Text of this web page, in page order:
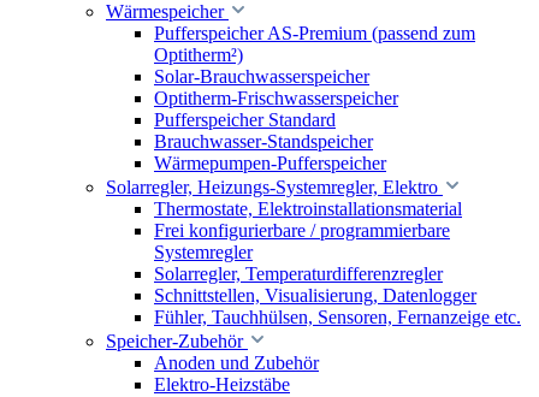
Wärmespeicher
Pufferspeicher AS-Premium (passend zum
Optitherm²)
Solar-Brauchwasserspeicher
Optitherm-Frischwasserspeicher
Pufferspeicher Standard
Brauchwasser-Standspeicher
Wärmepumpen-Pufferspeicher
Solarregler, Heizungs-Systemregler, Elektro
Thermostate, Elektroinstallationsmaterial
Frei konfigurierbare / programmierbare
Systemregler
Solarregler, Temperaturdifferenzregler
Schnittstellen, Visualisierung, Datenlogger
Fühler, Tauchhülsen, Sensoren, Fernanzeige etc.
Speicher-Zubehör
Anoden und Zubehör
Elektro-Heizstäbe